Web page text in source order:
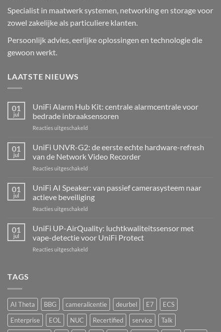
Specialist in maatwerk systemen, networking en storage voor
zowel zakelijke als particuliere klanten.
Persoonlijk advies, eerlijke oplossingen en technologie die
gewoon werkt.
LAATSTE NIEUWS
01
jul
UniFi Alarm Hub Kit: centrale alarmcentrale voor
bedrade inbraaksensoren
Reacties uitgeschakeldvoor
Alarm
Kit:
centrale
voor
inbraaksensoren
01
jul
UniFi UNVR-G2: de eerste echte hardware-refresh
van de Network Video Recorder
Reacties uitgeschakeldvoor
de
eerste
hardware-
refresh
de
01
jul
UniFi AI Speaker: van passief camerasysteem naar
actieve beveiliging
Reacties uitgeschakeldvoor
Speaker:
van
passief
01
jul
UniFi UP-AirQuality: luchtkwaliteitssensor met
vape-detectie voor UniFi Protect
Reacties uitgeschakeldvoor
vape-
detectie
voor
UniFi
TAGS
AI Theta BBG cameralicentie deurbel E7
ECS
Enterprise
EOL NUC Recertified service
Talk